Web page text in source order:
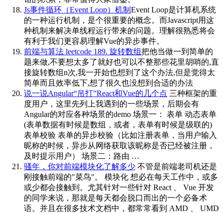
Js事件循环（Event Loop）机制 Event Loop是计算机系统
的一种运行机制，是个很重要的概念。而Javascript用这
种机制来解决单线程运行带来的问题。理解很熟悉将会
有利于我们更容易理解Vue的异步事件。
前端与算法 leetcode 189. 旋转数组把他当做一到简单的
题来做,不要想太多了就好也可以不整那些花里胡哨的,直
接旋转数组n次,我一开始也想到了这个办法,但是觉得太
简单而且效率低下,想了很久也没想到合适的办法
说一说Angular“吊打”React和Vue的几个点 三种框架的重
度用户，这里先列上我遇到的一些场景，后期会有
Angular的对应各种场景的demo 场景一： 表单 动态表单
(表单数据有时候是数组，或者，表单有时候是级联的)
表单校验 表单的异步校验（比如注册表单，当用户输入
昵称的时候，异步从网络获取该昵称是否已经被注册，
及时提示用户） 场景二：路由 …
骚年，你对前端模块化了解多少 不管是前端老司机还是
刚接触前端的"菜鸟"。 模块化 想必在每天工作中，或多
或少都会接触到。尤其针对一些针对 React 、 Vue 开发
的同学来说，那就是每天都会脱口而出的一个必备术
语。并且在很多技术文档中，都常常看到 AMD 、 UMD